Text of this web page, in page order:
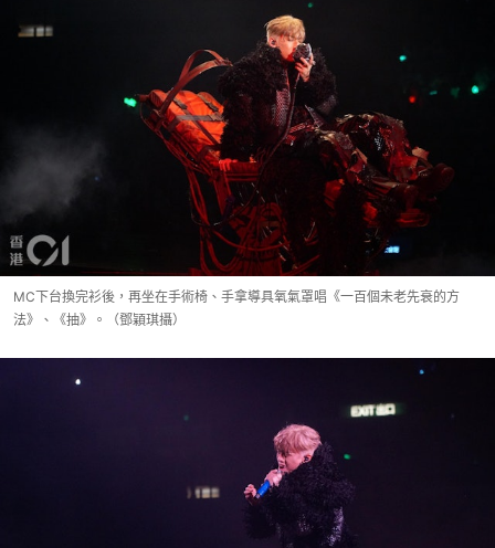
MC下台換完衫後，再坐在手術椅、手拿導具氧氣罩唱《一百個未老先衰的方
法》、《抽》。（鄧穎琪攝）